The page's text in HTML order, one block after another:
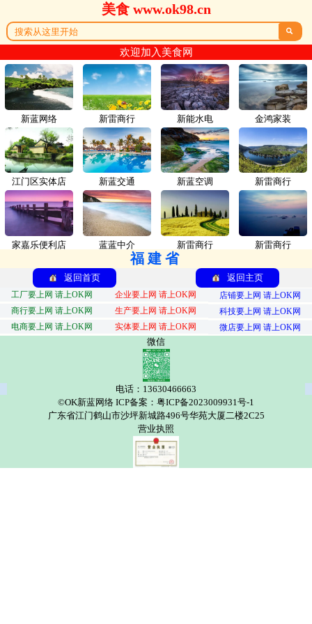
美食 www.ok98.cn

欢迎加入美食网
新蓝网络 新雷商行
江门区实体店 新蓝交通
家嘉乐便利店 蓝蓝中介
新能水电 金鸿家装
新蓝空调 新雷商行
新雷商行 新雷商行
福建省
返回首页 返回主页
工厂要上网 请上OK网 企业要上网 请上OK网
店铺要上网 请上OK网
商行要上网 请上OK网
生产要上网 请上OK网
科技要上网 请上OK网
电商要上网 请上OK网
实体要上网 请上OK网 微店要上网 请上OK网
微信
电话：13630466663
©OK新蓝网络 ICP备案：粤ICP备2023009931号-1
广东省江门鹤山市沙坪新城路496号华苑大厦二楼2C25
营业执照